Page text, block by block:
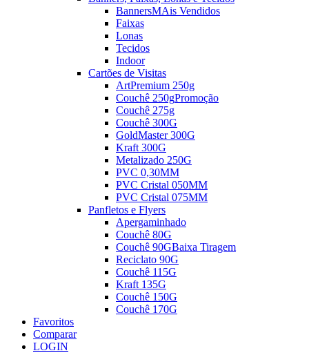
BannersMAis Vendidos
Faixas
Lonas
Tecidos
Indoor
Cartões de Visitas
ArtPremium 250g
Couchê 250gPromoção
Couchê 275g
Couchê 300G
GoldMaster 300G
Kraft 300G
Metalizado 250G
PVC 0,30MM
PVC Cristal 050MM
PVC Cristal 075MM
Panfletos e Flyers
Apergaminhado
Couchê 80G
Couchê 90GBaixa Tiragem
Reciclato 90G
Couchê 115G
Kraft 135G
Couchê 150G
Couchê 170G
Favoritos
Comparar
LOGIN